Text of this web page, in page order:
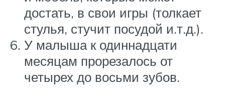
достать, в свои игры (толкает
стулья, стучит посудой и.т.д.).
У малыша к одиннадцати
месяцам прорезалось от
четырех до восьми зубов.